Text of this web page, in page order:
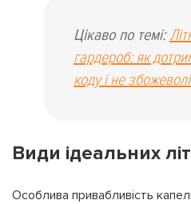
Цікаво по темі:
гардероб: як
коду і не
Види ідеальних
Особлива привабливість